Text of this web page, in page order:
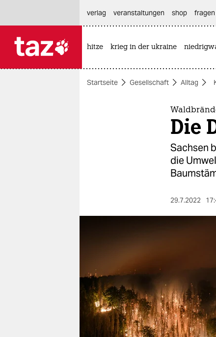
themen
verlag
verlag
veranstaltungen
verlag
veranstaltungen shop
hitze krieg in der ukraine
Startseite Gesellschaft Alltag
Die
Sachsen
die
29.7.2022